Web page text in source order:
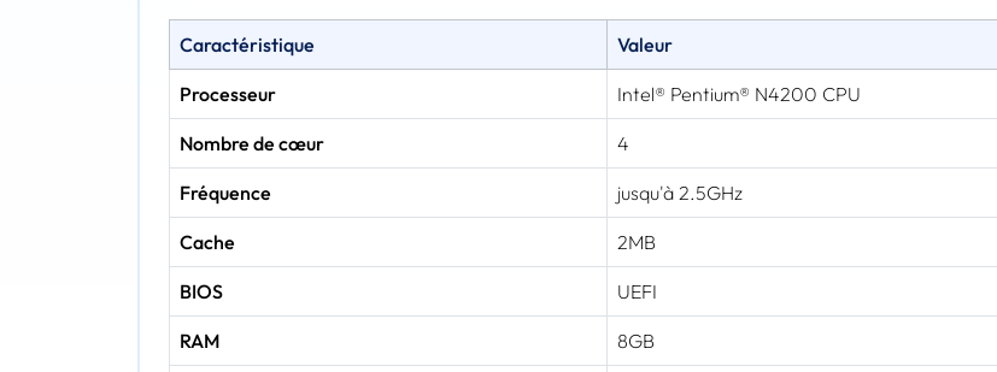
Caractéristique Valeur
Processeur Intel® Pentium® N4200 CPU
Nombre de cœur 4
Fréquence jusqu'à 2.5GHz
Cache 2MB
BIOS UEFI
RAM 8GB